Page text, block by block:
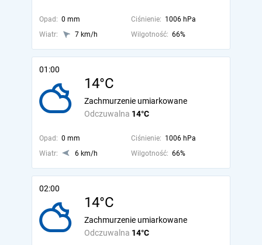
Opad: 0 mm Ciśnienie: 1006 hPa
Wiatr:
7 km/h Wilgotność: 66%
01:00
14°C
Odczuwalna 14°C
Zachmurzenie umiarkowane
Opad: 0 mm Ciśnienie: 1006 hPa
Wiatr:
6 km/h Wilgotność: 66%
02:00
14°C
Odczuwalna 14°C
Zachmurzenie umiarkowane